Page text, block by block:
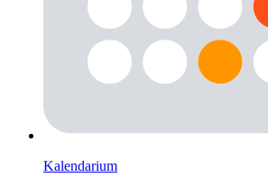
Kalendarium